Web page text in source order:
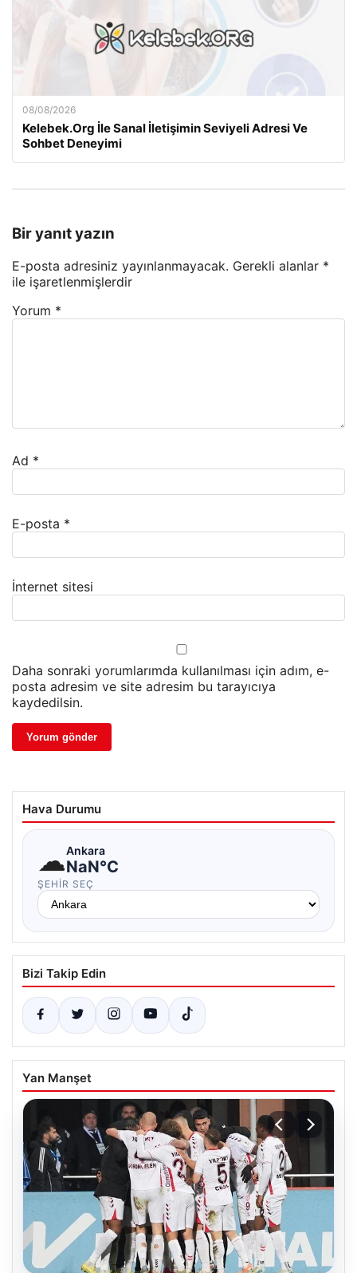
08/08/2026
Kelebek.Org İle Sanal İletişimin Seviyeli Adresi Ve
Sohbet Deneyimi
Bir yanıt yazın
E-posta adresiniz yayınlanmayacak. Gerekli alanlar *
ile işaretlenmişlerdir
Yorum *
Ad *
E-posta *
İnternet sitesi
Daha sonraki yorumlarımda kullanılması için adım, e-
posta adresim ve site adresim bu tarayıcıya
kaydedilsin.
Hava Durumu
☁Ankara
NaN°C
ŞEHIR SEÇ
Bizi Takip Edin
Yan Manşet